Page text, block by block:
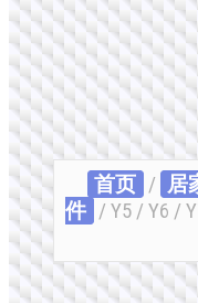
首页 / 居
件 / Y5 / Y6 /